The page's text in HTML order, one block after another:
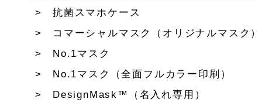
抗菌スマホケース
コマーシャルマスク（オリジナルマスク）
No.1マスク
No.1マスク（全面フルカラー印刷）
DesignMask™（名入れ専用）